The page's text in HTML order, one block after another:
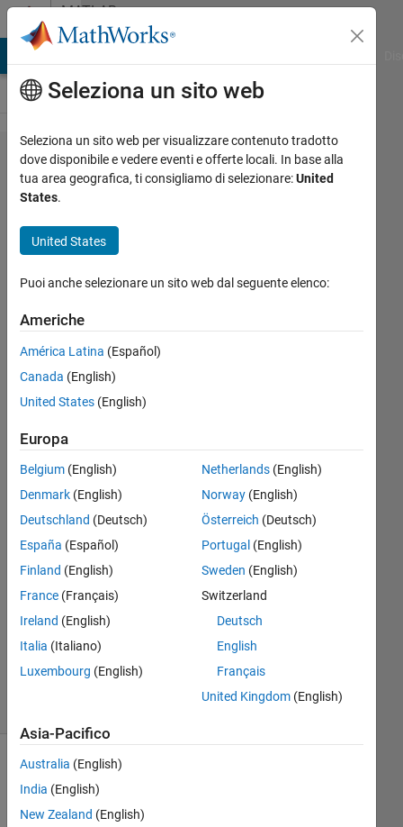
Vai al contenutoMATLAB
Answers
How to
connect
between
moving
points?
Pablo
de la
15 Ott
2020
1
Risposta
accettata
22 Ott
2020
5
Seleziona un sito web
Seleziona un sito web per visualizzare contenuto tradotto
dove disponibile e vedere eventi e offerte locali. In base alla
tua area geografica, ti consigliamo di selezionare:United
States.
United States
Puoi anche selezionare un sito web dal seguente elenco:
Americhe
América Latina (Español)
Canada (English)
United States (English)
Europa
Belgium (English)
Denmark (English)
Deutschland (Deutsch)
España (Español)
Finland (English)
France (Français)
Ireland (English)
Italia (Italiano)
Luxembourg (English)
Netherlands(English)
Norway(English)
Österreich (Deutsch)
Portugal (English)
Sweden (English)
Switzerland
Deutsch
English
Français
United Kingdom(English)
Asia-Pacifico
Australia (English)
India (English)
New Zealand (English)